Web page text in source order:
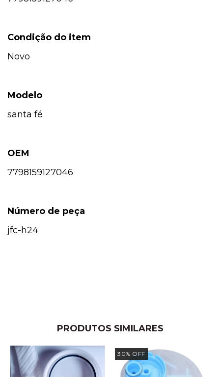
Condição do item
Novo
Modelo
santa fé
OEM
7798159127046
Número de peça
jfc-h24
PRODUTOS SIMILARES
30% OFF